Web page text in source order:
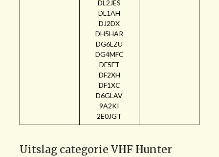
DL2JES
DL1AH
DJ2DX
DH5HAR
DG6LZU
DG4MFC
DF5FT
DF2XH
DF1XC
D6GLAV
9A2KI
2E0JGT
Uitslag categorie VHF Hunter